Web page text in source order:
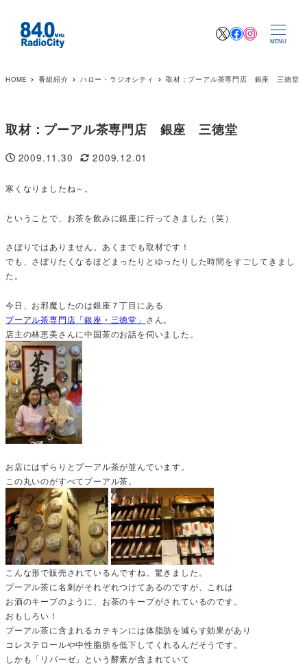
XFacebook
MENU
HOME 番組紹介 ハロー・ラジオシティ 取材：プーアル茶専門店 銀座 三徳堂
取材：プーアル茶専門店 銀座 三徳堂
投稿日
2009.11.30
更新日
2009.12.01
寒くなりましたね～。
ということで、お茶を飲みに銀座に行ってきました（笑）
さぼりではありません。あくまでも取材です！
でも、さぼりたくなるほどまったりとゆったりした時間をすごしてきまし
た。
今日、お邪魔したのは銀座７丁目にある
プーアル茶専門店「銀座・三徳堂」 さん。
店主の林恵美さんに中国茶のお話を伺いました。
お店にはずらりとプーアル茶が並んでいます。
この丸いのがすべてプーアル茶。
こんな形で販売されているんですね。驚きました。
プーアル茶に名刺がそれぞれつけてあるのですが、これは
お酒のキープのように、お茶のキープがされているのです。
おもしろい！
プーアル茶に含まれるカテキンには体脂肪を減らす効果があり
コレステロールや中性脂肪を低下してくれるんだそうです。
しかも「リパーゼ」という酵素が含まれていて